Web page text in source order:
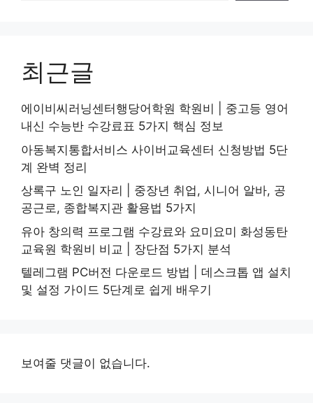
최근글
에이비씨러닝센터행당어학원 학원비 | 중고등 영어
내신 수능반 수강료표 5가지 핵심 정보
아동복지통합서비스 사이버교육센터 신청방법 5단
계 완벽 정리
상록구 노인 일자리 | 중장년 취업, 시니어 알바, 공
공근로, 종합복지관 활용법 5가지
유아 창의력 프로그램 수강료와 요미요미 화성동탄
교육원 학원비 비교 | 장단점 5가지 분석
텔레그램 PC버전 다운로드 방법 | 데스크톱 앱 설치
및 설정 가이드 5단계로 쉽게 배우기
보여줄 댓글이 없습니다.